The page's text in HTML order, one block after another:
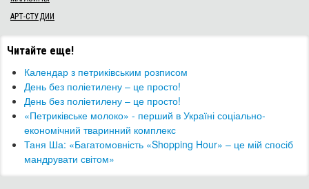
АРТ-СТУДИИ
Читайте еще!
Календар з петриківським розписом
День без поліетилену – це просто!
​День без поліетилену – це просто!
​«Петриківське молоко» - перший в Україні соціально-
економічний тваринний комплекс
Таня Ша: «Багатомовність «Shopping Hour» – це мій спосіб
мандрувати світом»